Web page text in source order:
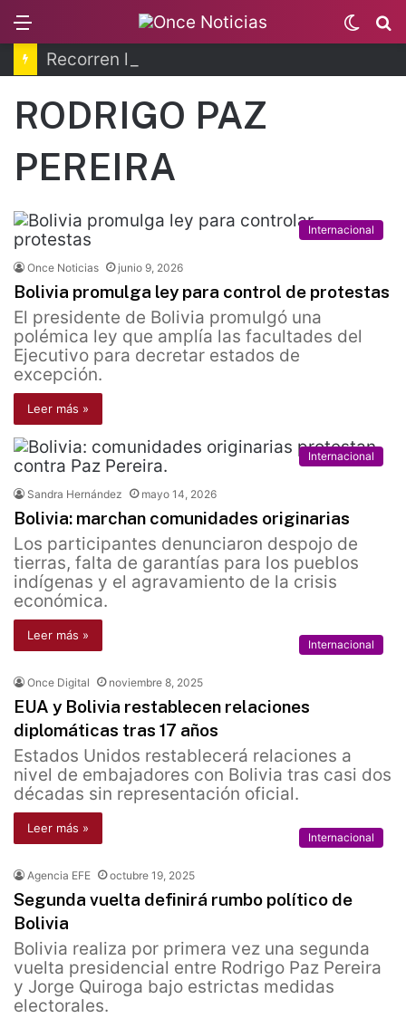
Switch
skin
RODRIGO PAZ
PEREIRA
Internacional
Once Noticias junio 9, 2026
Bolivia promulga ley para control de protestas
El presidente de Bolivia promulgó una
polémica ley que amplía las facultades del
Ejecutivo para decretar estados de
excepción.
Leer más »
Internacional
Sandra Hernández mayo 14, 2026
Bolivia: marchan comunidades originarias
Los participantes denunciaron despojo de
tierras, falta de garantías para los pueblos
indígenas y el agravamiento de la crisis
económica.
Leer más »
Internacional
Once Digital noviembre 8, 2025
EUA y Bolivia restablecen relaciones
diplomáticas tras 17 años
Estados Unidos restablecerá relaciones a
nivel de embajadores con Bolivia tras casi dos
décadas sin representación oficial.
Leer más »
Internacional
Agencia EFE octubre 19, 2025
Segunda vuelta definirá rumbo político de
Bolivia
Bolivia realiza por primera vez una segunda
vuelta presidencial entre Rodrigo Paz Pereira
y Jorge Quiroga bajo estrictas medidas
electorales.